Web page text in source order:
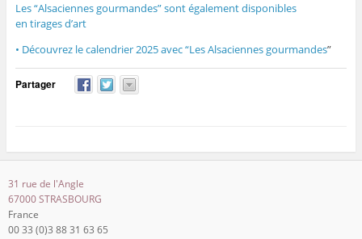
Les “Alsaciennes gourmandes” sont également disponibles
en tirages d’art
• Découvrez le calendrier 2025 avec “Les Alsaciennes gourmandes”
Partager
31 rue de l'Angle
67000 STRASBOURG
France
00 33 (0)3 88 31 63 65